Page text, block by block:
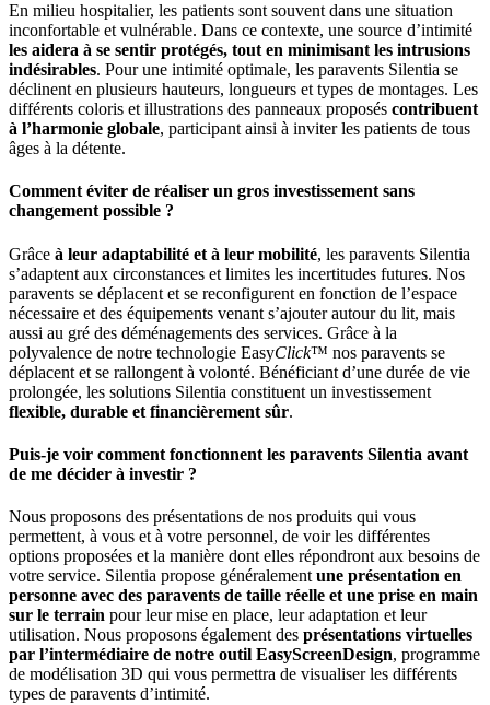
En milieu hospitalier, les patients sont souvent dans une situation
inconfortable et vulnérable. Dans ce contexte, une source d’intimité
les aidera à se sentir protégés, tout en minimisant les intrusions
indésirables. Pour une intimité optimale, les paravents Silentia se
déclinent en plusieurs hauteurs, longueurs et types de montages. Les
différents coloris et illustrations des panneaux proposés contribuent
à l’harmonie globale, participant ainsi à inviter les patients de tous
âges à la détente.
Comment éviter de réaliser un gros investissement sans
changement possible ?
Grâce à leur adaptabilité et à leur mobilité, les paravents Silentia
s’adaptent aux circonstances et limites les incertitudes futures. Nos
paravents se déplacent et se reconfigurent en fonction de l’espace
nécessaire et des équipements venant s’ajouter autour du lit, mais
aussi au gré des déménagements des services. Grâce à la
polyvalence de notre technologie EasyClick™ nos paravents se
déplacent et se rallongent à volonté. Bénéficiant d’une durée de vie
prolongée, les solutions Silentia constituent un investissement
flexible, durable et financièrement sûr.
Puis-je voir comment fonctionnent les paravents Silentia avant
de me décider à investir ?
Nous proposons des présentations de nos produits qui vous
permettent, à vous et à votre personnel, de voir les différentes
options proposées et la manière dont elles répondront aux besoins de
votre service. Silentia propose généralement une présentation en
personne avec des paravents de taille réelle et une prise en main
sur le terrain pour leur mise en place, leur adaptation et leur
utilisation. Nous proposons également des présentations virtuelles
par l’intermédiaire de notre outil EasyScreenDesign, programme
de modélisation 3D qui vous permettra de visualiser les différents
types de paravents d’intimité.